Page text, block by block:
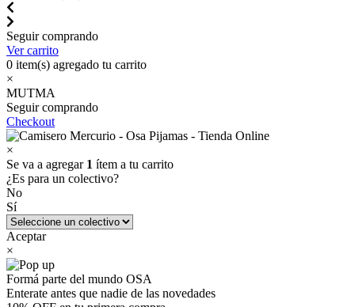
Seguir comprando
Ver carrito
0 item(s) agregado tu carrito
×
MUTMA
Seguir comprando
Checkout
×
Se va a agregar 1 ítem a tu carrito
¿Es para un colectivo?
No
Sí
Aceptar
×
Formá parte del mundo OSA
Enterate antes que nadie de las novedades